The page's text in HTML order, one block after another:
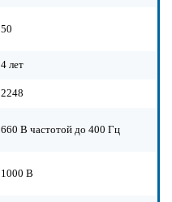
50
4 лет
2248
660 В частотой до 400 Гц
1000 В